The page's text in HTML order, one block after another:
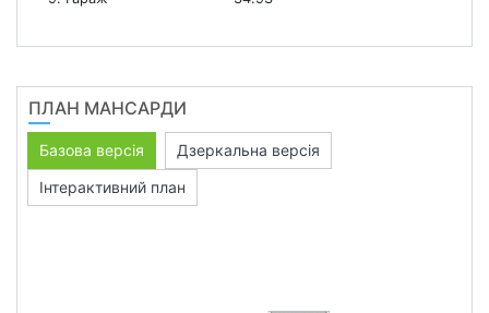
ПЛАН МАНСАРДИ
Базова версія
Дзеркальна версія
Інтерактивний план